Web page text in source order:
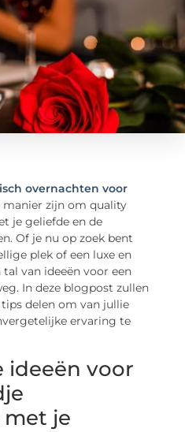
overnachten voor
manier zijn om quality
je geliefde en de
Of je nu op zoek bent
plek of een luxe en
van ideeën voor een
In deze blogpost zullen
delen om van jullie
ervaring te
ideeën voor
je